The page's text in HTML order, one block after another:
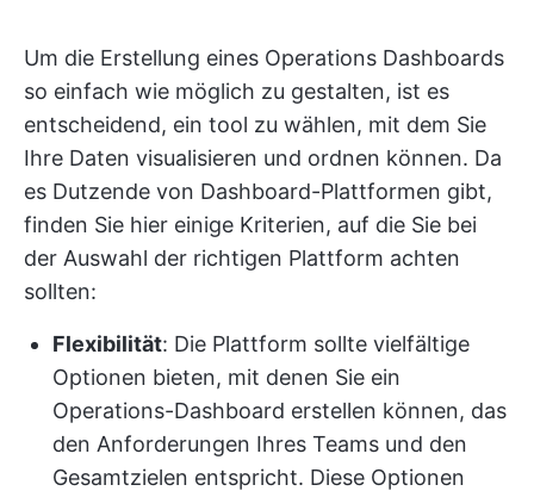
Um die Erstellung eines Operations Dashboards
so einfach wie möglich zu gestalten, ist es
entscheidend, ein tool zu wählen, mit dem Sie
Ihre Daten visualisieren und ordnen können. Da
es Dutzende von Dashboard-Plattformen gibt,
finden Sie hier einige Kriterien, auf die Sie bei
der Auswahl der richtigen Plattform achten
sollten:
Flexibilität: Die Plattform sollte vielfältige
Optionen bieten, mit denen Sie ein
Operations-Dashboard erstellen können, das
den Anforderungen Ihres Teams und den
Gesamtzielen entspricht. Diese Optionen